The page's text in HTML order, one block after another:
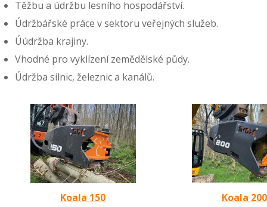
Těžbu a údržbu lesního hospodářství.
Údržbářské práce v sektoru veřejných služeb.
Úúdržba krajiny.
Vhodné pro vyklízení zemědělské půdy.
Údržba silnic, železnic a kanálů.
Koala 150 Koala 200